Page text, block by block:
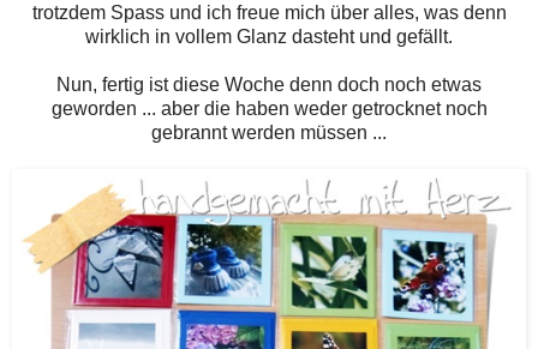
trotzdem Spass und ich freue mich über alles, was denn
wirklich in vollem Glanz dasteht und gefällt.
Nun, fertig ist diese Woche denn doch noch etwas
geworden ... aber die haben weder getrocknet noch
gebrannt werden müssen ...